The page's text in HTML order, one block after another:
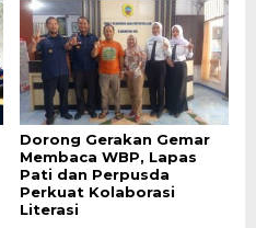
Dorong Gerakan Gemar
Membaca WBP, Lapas
Pati dan Perpusda
Perkuat Kolaborasi
Literasi